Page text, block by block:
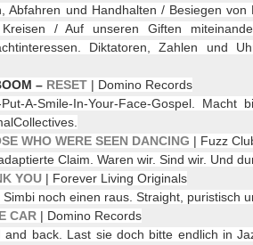
Abfahren und Handhalten / Besiegen von
/ Auf unseren Giften
Diktatoren, Zahlen und
– RESET | Domino Records
Put-A-Smile-In-Your-Face-Gospel.
WHO WERE SEEN DANCING | Fuzz
Claim. Waren wir. Sind wir. Und
YOU | Forever Living Originals
noch einen raus. Straight, puristisch
CAR | Domino Records
back. Last sie doch bitte endlich in